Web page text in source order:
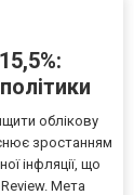
облікову
зростанням
інфляції, що
Мета